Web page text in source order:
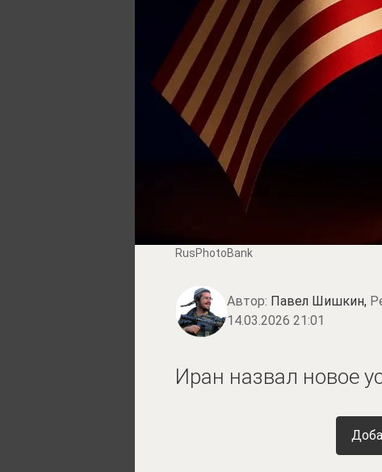
RusPhotoBank
Автор: Павел Шишкин,
14.03.2026 21:01
Иран назвал новое